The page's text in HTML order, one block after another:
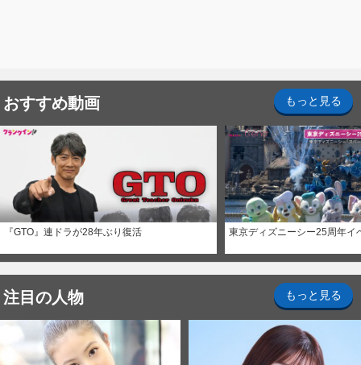
おすすめ動画 もっと見る
『GTO』連ドラが28年ぶり復活 東京ディズニーシー25周年イ
注目の人物 もっと見る